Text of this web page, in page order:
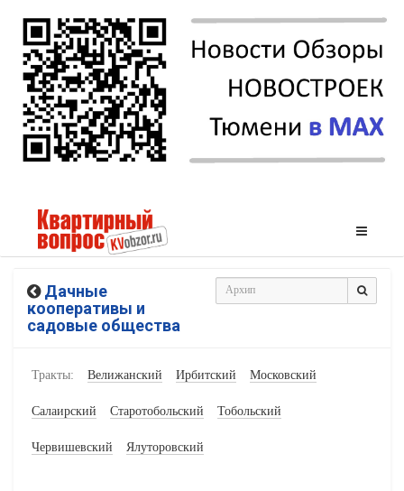
Дачные
кооперативы и
садовые общества
Тракты: Велижанский Ирбитский Московский
Салаирский Старотобольский Тобольский
Червишевский Ялуторовский